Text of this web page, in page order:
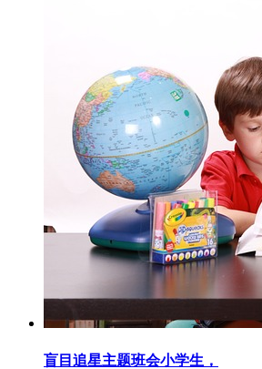
盲目追星主题班会小学生，